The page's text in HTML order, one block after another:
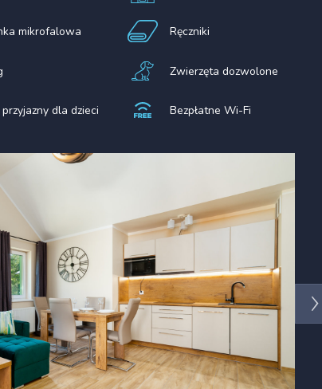
mikrofalowa Ręczniki
Zwierzęta dozwolone
dla dzieci Bezpłatne Wi-Fi